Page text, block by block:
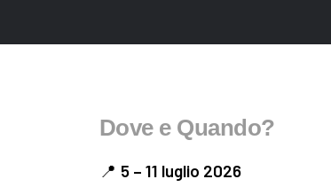
Dove e Quando?
📍 5 – 11 luglio 2026